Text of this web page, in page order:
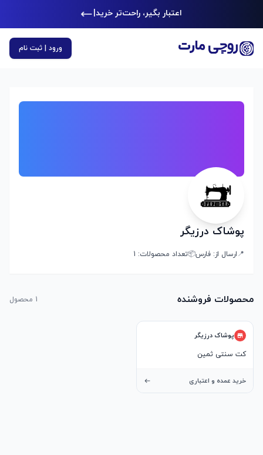
اعتبار بگیر، راحت‌تر خرید ک|
ورود | ثبت نام
پوشاک درزیگر
📍ارسال از: فارس📦تعداد محصولات: 1
محصولات فروشنده 1 محصول
پوشاک درزیگر
کت سنتی ثمین
خرید عمده و اعتباری